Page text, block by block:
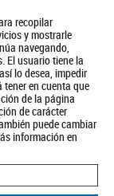
recopilar
y mostrarle
navegando,
El usuario tiene la
lo desea, impedir
en cuenta que
de la página
de carácter
puede cambiar
información en
Aviso Legal
Política de Cookies
BUSCAR